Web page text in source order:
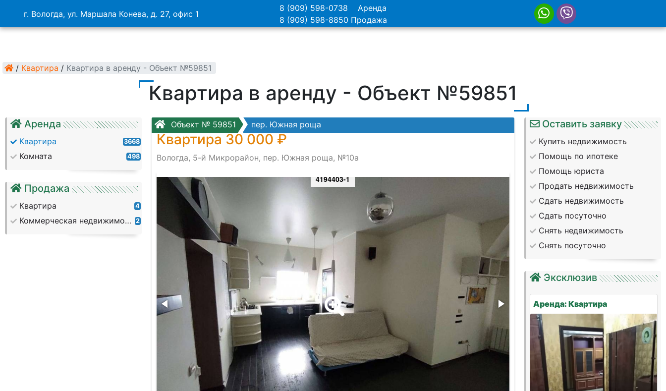
г. Вологда, ул. Маршала Конева, д. 27, офис 1
8 (909) 598-0738 Аренда
8 (909) 598-8850 Продажа
/ Квартира / Квартира в аренду - Объект №59851
Квартира в аренду - Объект №59851
Аренда
Квартира 3668
Комната 498
Продажа
Квартира 4
Коммерческая недвижимость 2
Объект № 59851 пер. Южная роща
Квартира 30 000 ₽
Вологда, 5-й Микрорайон, пер. Южная роща, №10а
4194403-1
Оставить заявку
Купить недвижимость
Помощь по ипотеке
Помощь юриста
Продать недвижимость
Сдать недвижимость
Сдать посуточно
Снять недвижимость
Снять посуточно
Эксклюзив
Аренда: Квартира